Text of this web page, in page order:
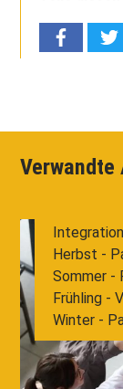
Verwandte
Integration
Herbst -
Sommer -
Frühling -
Winter -